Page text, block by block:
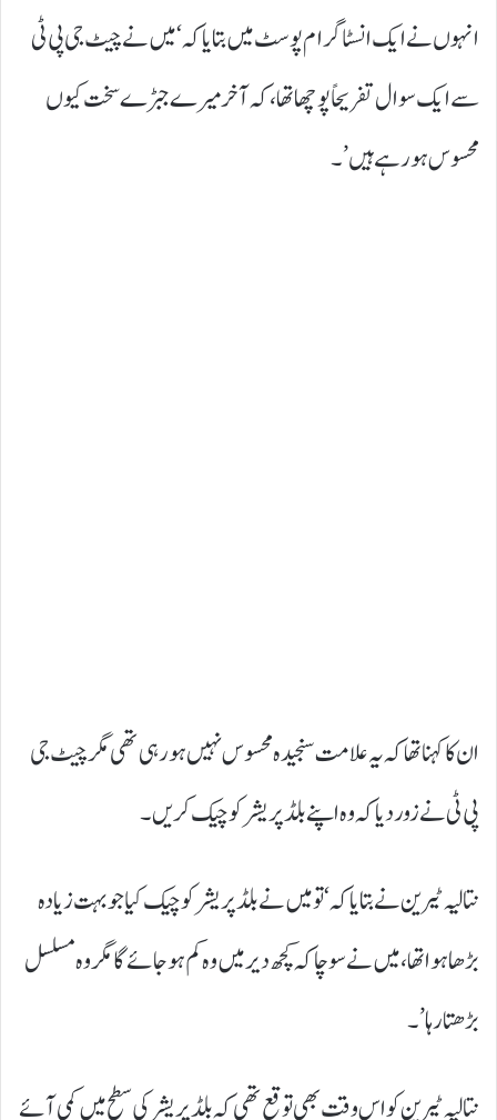
انہوں نے ایک انسٹا گرام پوسٹ میں بتایا کہ ‘میں نے چیٹ جی پی ٹی
سے ایک سوال تفریحاً پوچھا تھا، کہ آخر میرے جبڑے سخت کیوں
محسوس ہو رہے ہیں’۔
ان کا کہنا تھا کہ یہ علامت سنجیدہ محسوس نہیں ہو رہی تھی مگر چیٹ جی
پی ٹی نے زور دیا کہ وہ اپنے بلڈ پریشر کو چیک کریں۔
نتالیہ ٹیرین نے بتایا کہ ‘تو میں نے بلڈ پریشر کو چیک کیا جو بہت زیادہ
بڑھا ہوا تھا، میں نے سوچا کہ کچھ دیر میں وہ کم ہو جائے گا مگر وہ مسلسل
بڑھتا رہا’۔
نتالیہ ٹیرین کو اس وقت بھی توقع تھی کہ بلڈ پریشر کی سطح میں کمی آئے